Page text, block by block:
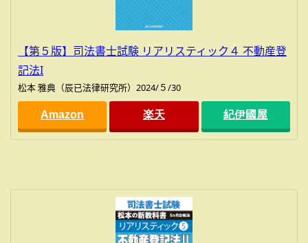
【第５版】司法書士試験 リアリスティック４ 不動産登
記法I
松本 雅典（辰已法律研究所）2024/５/30
Amazon 楽天 紀伊國屋